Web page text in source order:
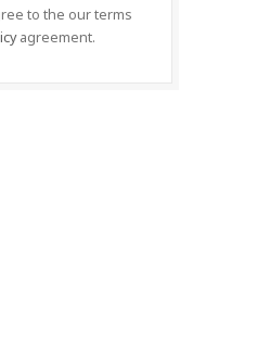
to the our terms
agreement.